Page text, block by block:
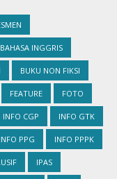
BAHASA INGGRIS
BUKU NON FIKSI
FEATURE FOTO
INFO CGP INFO GTK
INFO PPG INFO PPPK
IPAS